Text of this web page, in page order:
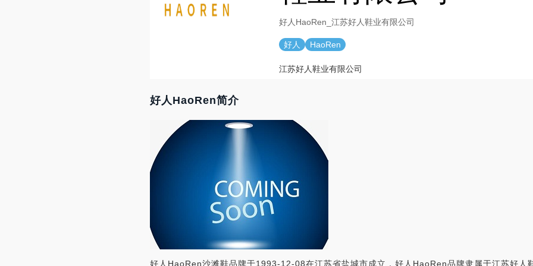
好人HaoRen_江苏好人鞋业有限公司
好人 HaoRen
江苏好人鞋业有限公司
好人HaoRen简介
好人HaoRen沙滩鞋品牌于1993-12-08在江苏省盐城市成立，好人HaoRen品牌隶属于江苏好人